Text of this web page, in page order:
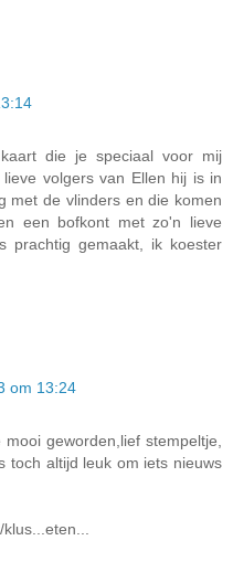
die je speciaal voor mij
volgers van Ellen hij is in
met de vlinders en die komen
een bofkont met zo'n lieve
prachtig gemaakt, ik koester
om 13:24
geworden,lief stempeltje,
toch altijd leuk om iets nieuws